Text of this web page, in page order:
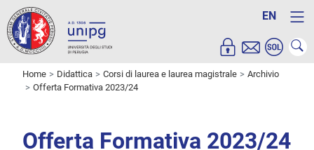
EN
Home Didattica Corsi di laurea e laurea magistrale
Archivio
Offerta Formativa 2023/24
Offerta Formativa 2023/24